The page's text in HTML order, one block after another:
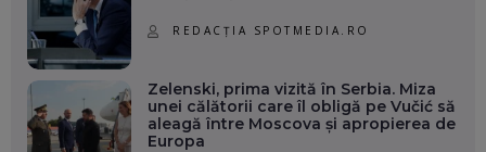
REDACȚIA SPOTMEDIA.RO
Zelenski, prima vizită în Serbia. Miza
unei călătorii care îl obligă pe Vučić să
aleagă între Moscova și apropierea de
Europa